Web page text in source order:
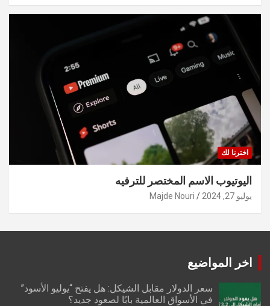
اخترنا لك
اليوتيوب الاسم المختصر للترفيه
يوليو 27, 2024 Majde Nouri
اخر المواضيع
سعر الدولار مقابل الشيكل: هل يفتح “يوليو الأسود”
في الأسواق العالمية بابًا لصعود جديد؟